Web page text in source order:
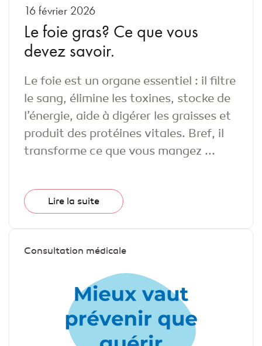
16 février 2026
Le foie gras? Ce que vous
devez savoir.
Le foie est un organe essentiel : il filtre
le sang, élimine les toxines, stocke de
l’énergie, aide à digérer les graisses et
produit des protéines vitales. Bref, il
transforme ce que vous mangez ...
Lire la suite
Consultation médicale